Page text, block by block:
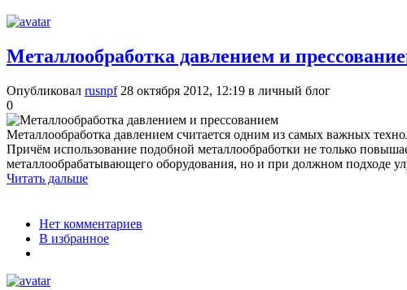
Металлообработка давлением и
Опубликовал rusnpf 28 октября 2012, 12:19 в личный блог
0
Металлообработка давлением считается одним из самых важных
Причём использование подобной металлообработки не только
металлообрабатывающего оборудования, но и при должном подходе
Читать дальше
Нет комментариев
В избранное